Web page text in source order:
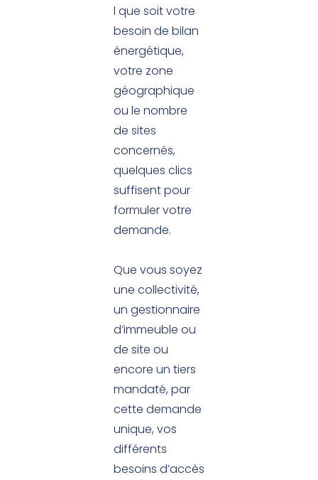
l que soit votre
besoin de bilan
énergétique,
votre zone
géographique
ou le nombre
de sites
concernés,
quelques clics
suffisent pour
formuler votre
demande.
Que vous soyez
une collectivité,
un gestionnaire
d’immeuble ou
de site ou
encore un tiers
mandaté, par
cette demande
unique, vos
différents
besoins d’accès